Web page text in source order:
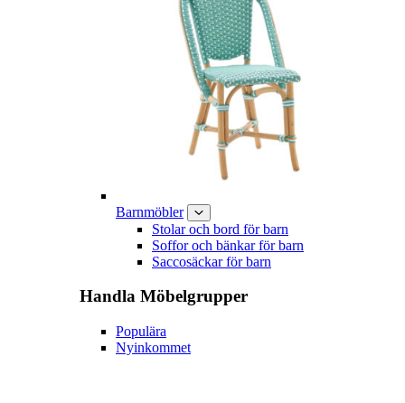
Barnmöbler
Stolar och bord för barn
Soffor och bänkar för barn
Saccosäckar för barn
Handla Möbelgrupper
Populära
Nyinkommet